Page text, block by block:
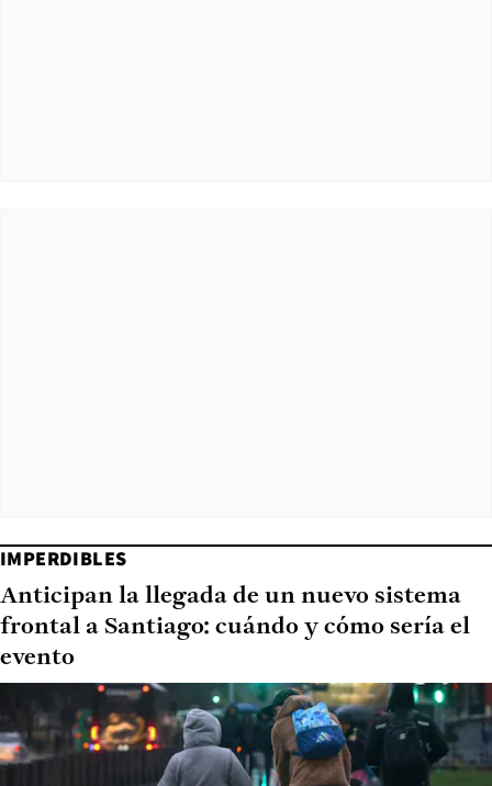
IMPERDIBLES
Anticipan la llegada de un nuevo sistema
frontal a Santiago: cuándo y cómo sería el
evento